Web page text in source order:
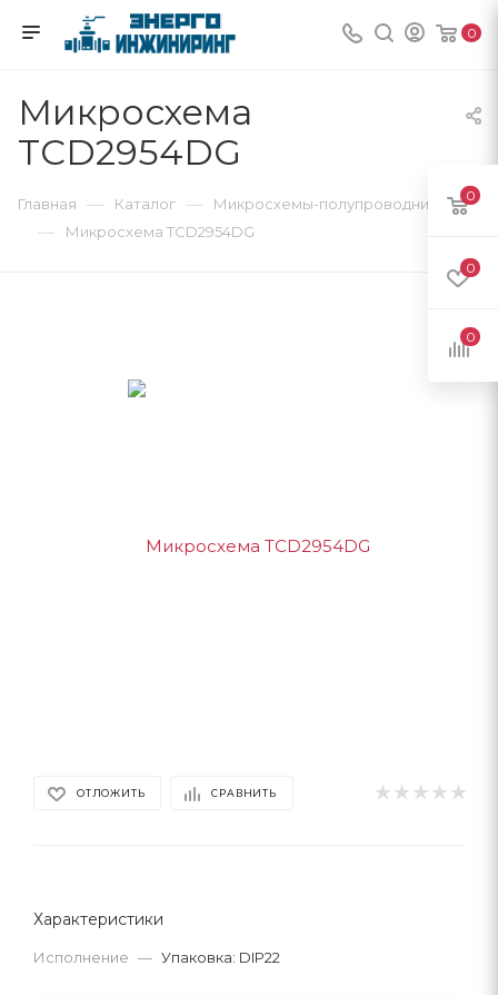
0
Микросхема
TCD2954DG
Главная — Каталог — Микросхемы-полупроводники
— Микросхема TCD2954DG
ОТЛОЖИТЬ СРАВНИТЬ
Характеристики
Исполнение — Упаковка: DIP22
0
0
0